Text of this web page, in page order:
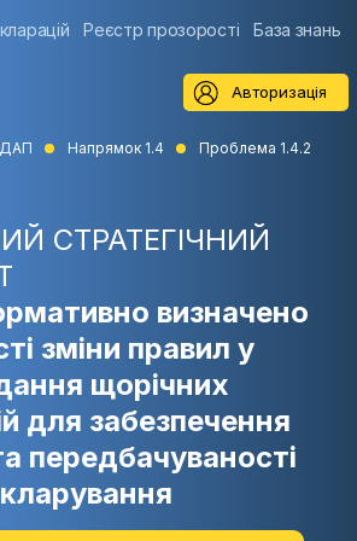
Реєстр прозорості База знань
Авторизація
Напрямок 1.4
Проблема 1.4.2
СТРАТЕГІЧНИЙ
визначено
зміни правил у
щорічних
для забезпечення
передбачуваності